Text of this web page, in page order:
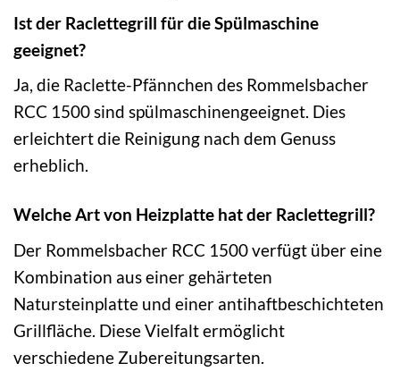
Ist der Raclettegrill für die Spülmaschine
geeignet?
Ja, die Raclette-Pfännchen des Rommelsbacher
RCC 1500 sind spülmaschinengeeignet. Dies
erleichtert die Reinigung nach dem Genuss
erheblich.
Welche Art von Heizplatte hat der Raclettegrill?
Der Rommelsbacher RCC 1500 verfügt über eine
Kombination aus einer gehärteten
Natursteinplatte und einer antihaftbeschichteten
Grillfläche. Diese Vielfalt ermöglicht
verschiedene Zubereitungsarten.